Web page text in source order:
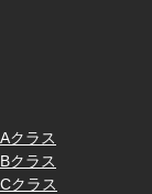
Aクラス
Bクラス
Cクラス